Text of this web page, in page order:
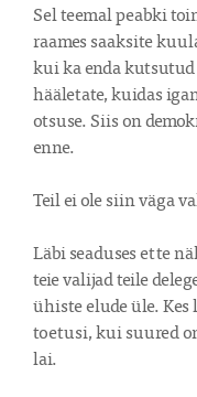
Sel teemal peabki
raames saaksite
kui ka enda
hääletate, kuidas
otsuse. Siis on
enne.
Teil ei ole siin väga
Läbi seaduses ette
teie valijad teile
ühiste elude üle. Kes
toetusi, kui suured
lai.